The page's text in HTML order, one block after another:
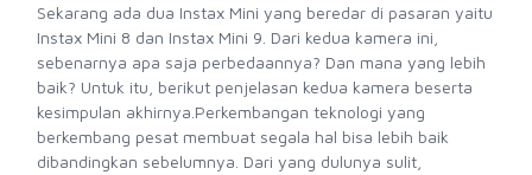
Sekarang ada dua Instax Mini yang beredar di pasaran yaitu
Instax Mini 8 dan Instax Mini 9. Dari kedua kamera ini,
sebenarnya apa saja perbedaannya? Dan mana yang lebih
baik? Untuk itu, berikut penjelasan kedua kamera beserta
kesimpulan akhirnya.Perkembangan teknologi yang
berkembang pesat membuat segala hal bisa lebih baik
dibandingkan sebelumnya. Dari yang dulunya sulit,